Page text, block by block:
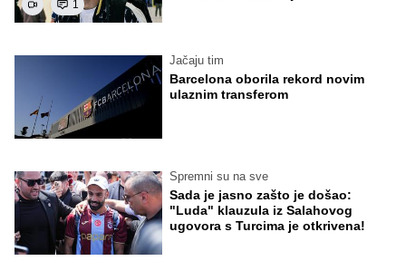
1
Jačaju tim
Barcelona oborila rekord novim
ulaznim transferom
Spremni su na sve
Sada je jasno zašto je došao:
"Luda" klauzula iz Salahovog
ugovora s Turcima je otkrivena!